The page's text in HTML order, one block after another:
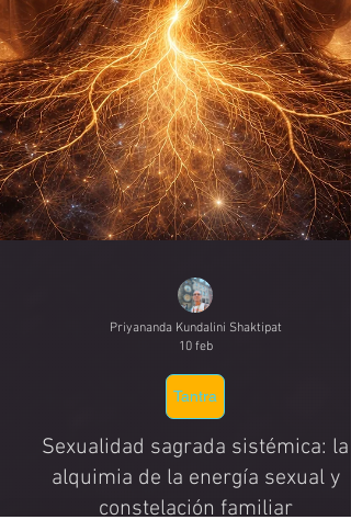
Priyananda Kundalini Shaktipat
10 feb